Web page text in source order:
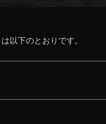
以下のとおりです。